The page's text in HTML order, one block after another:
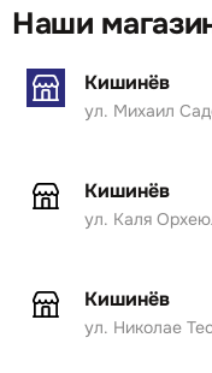
Наши
Кишинёв
ул. Михаил
Кишинёв
ул. Каля
Кишинёв
ул. Николае